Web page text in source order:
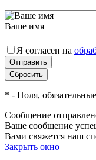
Ваше имя
Я согласен на
* - Поля,
Сообщение
Ваше сообщение
Вами свяжется наш
Закрыть окно